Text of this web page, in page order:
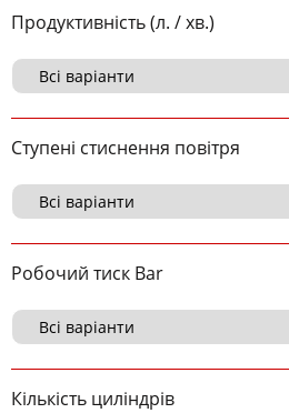
Продуктивність (л. / хв.)
Ступені стиснення повітря
Робочий тиск Bar
Кількість циліндрів